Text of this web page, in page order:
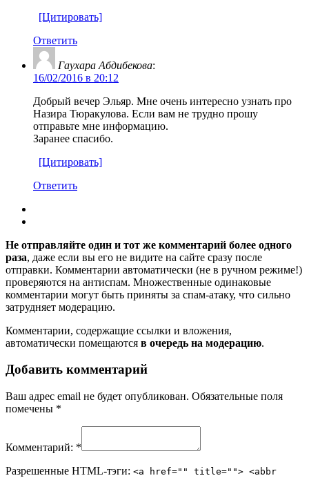
[Цитировать]
Ответить
Гаухара Абдибекова:
16/02/2016 в 20:12
Добрый вечер Эльяр. Мне очень интересно узнать про
Назира Тюракулова. Если вам не трудно прошу
отправьте мне информацию.
Заранее спасибо.
[Цитировать]
Ответить
Не отправляйте один и тот же комментарий более одного
раза, даже если вы его не видите на сайте сразу после
отправки. Комментарии автоматически (не в ручном режиме!)
проверяются на антиспам. Множественные одинаковые
комментарии могут быть приняты за спам-атаку, что сильно
затрудняет модерацию.
Комментарии, содержащие ссылки и вложения,
автоматически помещаются в очередь на модерацию.
Добавить комментарий
Ваш адрес email не будет опубликован. Обязательные поля
помечены *
Комментарий: *
Разрешенные HTML-тэги: <a href="" title=""> <abbr